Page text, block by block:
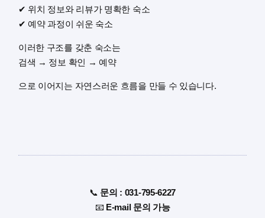
✔ 위치 정보와 리뷰가 명확한 숙소
✔ 예약 과정이 쉬운 숙소
이러한 구조를 갖춘 숙소는
검색 → 정보 확인 → 예약
으로 이어지는 자연스러운 흐름을 만들 수 있습니다.
📞 문의 : 031-795-6227
📧 E-mail 문의 가능